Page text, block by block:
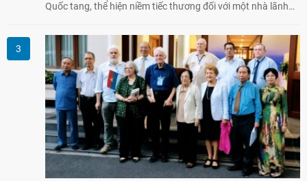
Quốc tang, thể hiện niềm tiếc thương đối với một nhà lãnh
nghị vĩ đại, đoàn kết đặc biệt Việt Nam - Lào.